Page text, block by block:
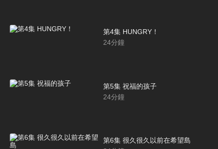
第4集 HUNGRY！
24分鐘
第5集 祝福的孩子
24分鐘
第6集 很久很久以前在希望島